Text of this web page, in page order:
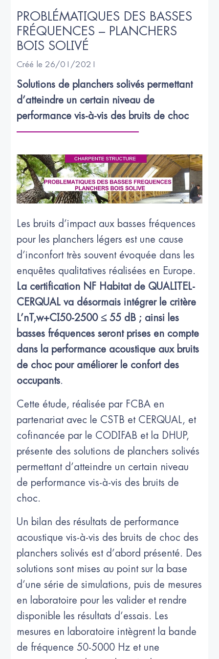
PROBLÉMATIQUES DES BASSES
FRÉQUENCES – PLANCHERS
BOIS SOLIVÉ
Créé le 26/01/2021
Solutions de planchers solivés permettant
d’atteindre un certain niveau de
performance vis-à-vis des bruits de choc
Les bruits d’impact aux basses fréquences
pour les planchers légers est une cause
d’inconfort très souvent évoquée dans les
enquêtes qualitatives réalisées en Europe.
La certification NF Habitat de QUALITEL-
CERQUAL va désormais intégrer le critère
L’nT,w+CI50-2500 ≤ 55 dB ; ainsi les
basses fréquences seront prises en compte
dans la performance acoustique aux bruits
de choc pour améliorer le confort des
occupants.
Cette étude, réalisée par FCBA en
partenariat avec le CSTB et CERQUAL, et
cofinancée par le CODIFAB et la DHUP,
présente des solutions de planchers solivés
permettant d’atteindre un certain niveau
de performance vis-à-vis des bruits de
choc.
Un bilan des résultats de performance
acoustique vis-à-vis des bruits de choc des
planchers solivés est d’abord présenté. Des
solutions sont mises au point sur la base
d’une série de simulations, puis de mesures
en laboratoire pour les valider et rendre
disponible les résultats d’essais. Les
mesures en laboratoire intègrent la bande
de fréquence 50-5000 Hz et une